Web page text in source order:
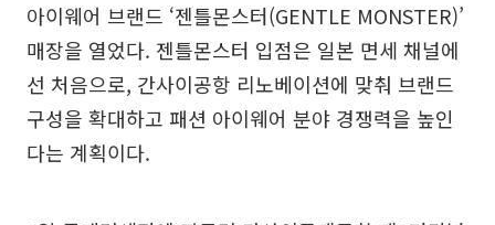
아이웨어 브랜드 ‘젠틀몬스터(GENTLE MONSTER)’
매장을 열었다. 젠틀몬스터 입점은 일본 면세 채널에
선 처음으로, 간사이공항 리노베이션에 맞춰 브랜드
구성을 확대하고 패션 아이웨어 분야 경쟁력을 높인
다는 계획이다.